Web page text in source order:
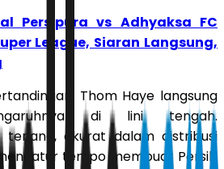
Persipura vs Adhyaksa FC
League, Siaran Langsung,
Thom Haye langsung
di lini tengah.
tenang, akurat dalam distribusi
tempo membuat Persib